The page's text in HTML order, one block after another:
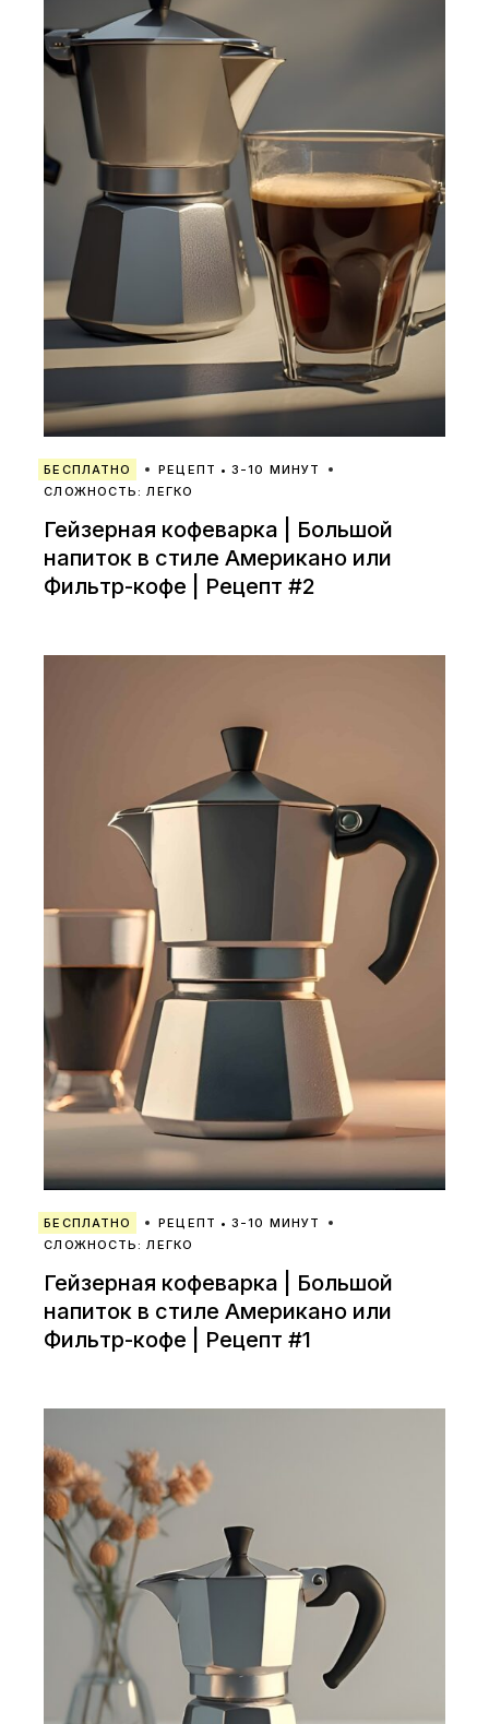
БЕСПЛАТНО
РЕЦЕПТ • 3-10 МИНУТ
СЛОЖНОСТЬ: ЛЕГКО
Гейзерная кофеварка | Большой
напиток в стиле Американо или
Фильтр-кофе | Рецепт #2
БЕСПЛАТНО
РЕЦЕПТ • 3-10 МИНУТ
СЛОЖНОСТЬ: ЛЕГКО
Гейзерная кофеварка | Большой
напиток в стиле Американо или
Фильтр-кофе | Рецепт #1